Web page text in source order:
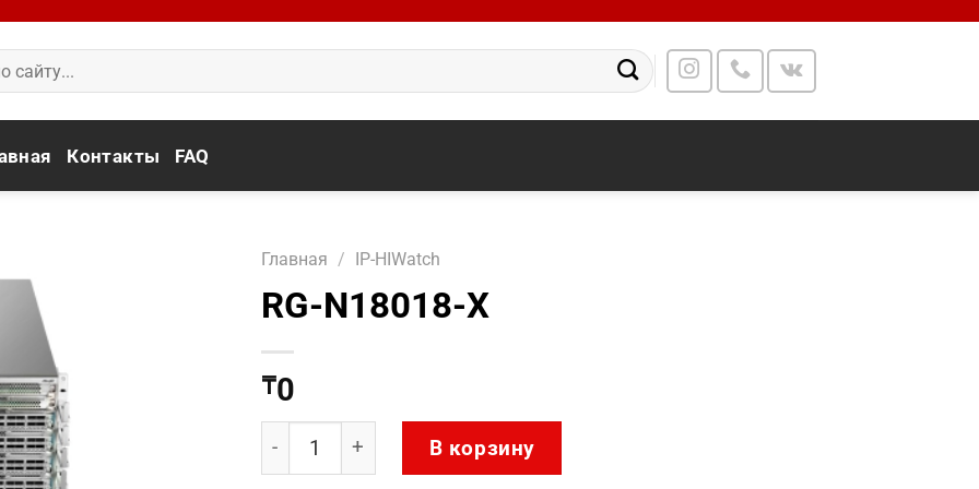
Контакты FAQ
Главная / IP-HIWatch
RG-N18018-X
₸0
Количество товара RG-N18018-X
В корзину